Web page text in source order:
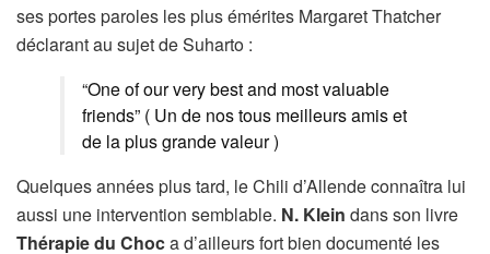
ses portes paroles les plus émérites Margaret Thatcher
déclarant au sujet de Suharto :
“One of our very best and most valuable
friends” ( Un de nos tous meilleurs amis et
de la plus grande valeur )
Quelques années plus tard, le Chili d’Allende connaîtra lui
aussi une intervention semblable. N. Klein dans son livre
Thérapie du Choca d’ailleurs fort bien documenté les